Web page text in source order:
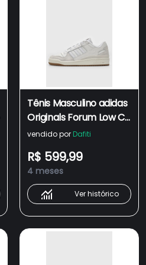
Tênis Masculino adidas
Originals Forum Low CL
Branco
vendido por Dafiti
R$ 599,99
4 meses
Ver histórico